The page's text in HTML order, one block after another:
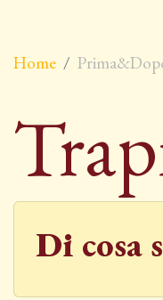
Home
Di cosa